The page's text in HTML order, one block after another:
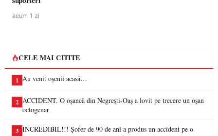
acum 1 zi
CELE MAI CITITE
1 Au venit oșenii acasă…
2 ACCIDENT. O oșancă din Negrești-Oaș a lovit pe trecere un oșan
octogenar
3 INCREDIBIL!!! Șofer de 90 de ani a produs un accident pe o